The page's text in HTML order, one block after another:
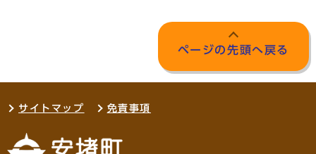
ページの先頭へ戻る
サイトマップ 免責事項